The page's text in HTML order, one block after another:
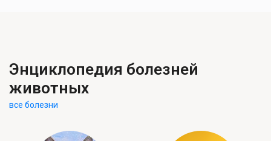
Энциклопедия болезней
животных
все болезни